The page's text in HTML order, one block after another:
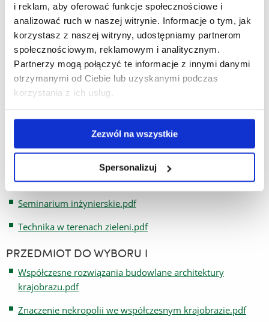
i reklam, aby oferować funkcje społecznościowe i
analizować ruch w naszej witrynie. Informacje o tym, jak
korzystasz z naszej witryny, udostępniamy partnerom
społecznościowym, reklamowym i analitycznym.
Partnerzy mogą połączyć te informacje z innymi danymi
otrzymanymi od Ciebie lub uzyskanymi podczas
korzystania z ich usług.
Zezwól na wszystkie
Spersonalizuj
Historia sztuki ogrodowej.pdf
Ochrona przyrody.pdf
Ochrona roślin.pdf
Ogrody tematyczne.pdf
Podstawy diagnostyki chorób i szkodników roślin.pdf
Podstawy kosztorysowania.pdf
Projektowanie zintegrowane.pdf
Seminarium inżynierskie.pdf
Technika w terenach zieleni.pdf
PRZEDMIOT DO WYBORU I
Współczesne rozwiązania budowlane architektury
krajobrazu.pdf
Znaczenie nekropolii we współczesnym krajobrazie.pdf